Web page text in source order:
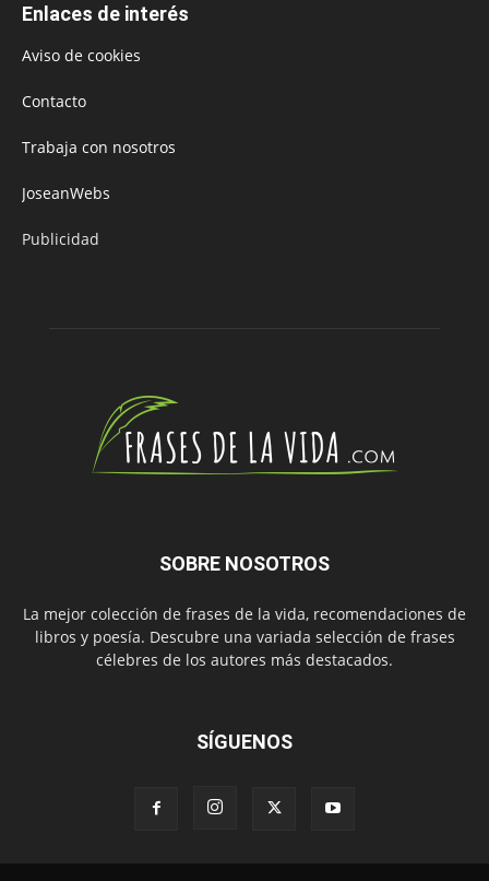
Enlaces de interés
Aviso de cookies
Contacto
Trabaja con nosotros
JoseanWebs
Publicidad
SOBRE NOSOTROS
La mejor colección de frases de la vida, recomendaciones de
libros y poesía. Descubre una variada selección de frases
célebres de los autores más destacados.
SÍGUENOS